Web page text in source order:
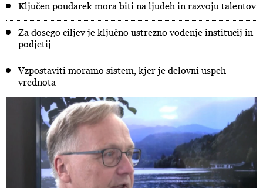
Ključen poudarek mora biti na ljudeh in razvoju talentov
Za dosego ciljev je ključno ustrezno vodenje institucij in
podjetij
Vzpostaviti moramo sistem, kjer je delovni uspeh
vrednota